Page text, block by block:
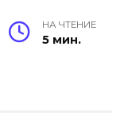
НА ЧТЕНИЕ
5 мин.